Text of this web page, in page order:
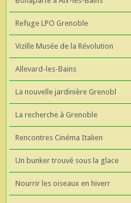
Refuge LPO Grenoble
Vizille Musée de la Révolution
Allevard-les-Bains
La nouvelle jardinière Grenobl
La recherche à Grenoble
Rencontres Cinéma Italien
Un bunker trouvé sous la glace
Nourrir les oiseaux en hiverr